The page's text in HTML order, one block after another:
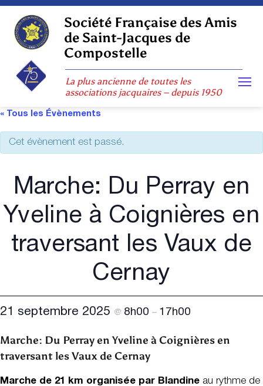
Skip
content
Société Française des Amis
de Saint-Jacques de
Compostelle
La plus ancienne de toutes les
associations jacquaires – depuis 1950
« Tous les Évènements
Cet évènement est passé.
Marche: Du Perray en
Yveline à Coignières en
traversant les Vaux de
Cernay
21 septembre 2025 @ 8h00 – 17h00
Marche: Du Perray en Yveline à Coignières en
traversant les Vaux de Cernay
Marche de 21 km organisée par Blandine au rythme de